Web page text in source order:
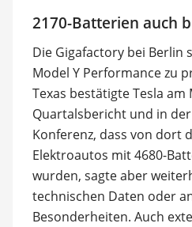
2170-Batterien auch
Die Gigafactory bei Berlin
Model Y Performance zu
Texas bestätigte Tesla
Quartalsbericht und in
Konferenz, dass von dort
Elektroautos mit 4680-
wurden, sagte aber
technischen Daten oder
Besonderheiten. Auch